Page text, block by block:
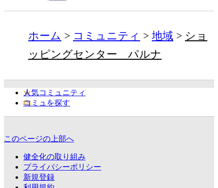
ホーム コミュニティ 地域
ショ
ッピングセンター パルナ
人気コミュニティ
コミュを探す
このページの上部へ
健全化の取り組み
プライバシーポリシー
新規登録